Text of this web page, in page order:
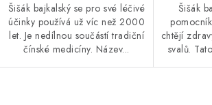
Šišák bajkalský se pro své léčivé
účinky používá už víc než 2000
let. Je nedílnou součástí tradiční
čínské medicíny. Název...
Šišák
chtějí
svalů.